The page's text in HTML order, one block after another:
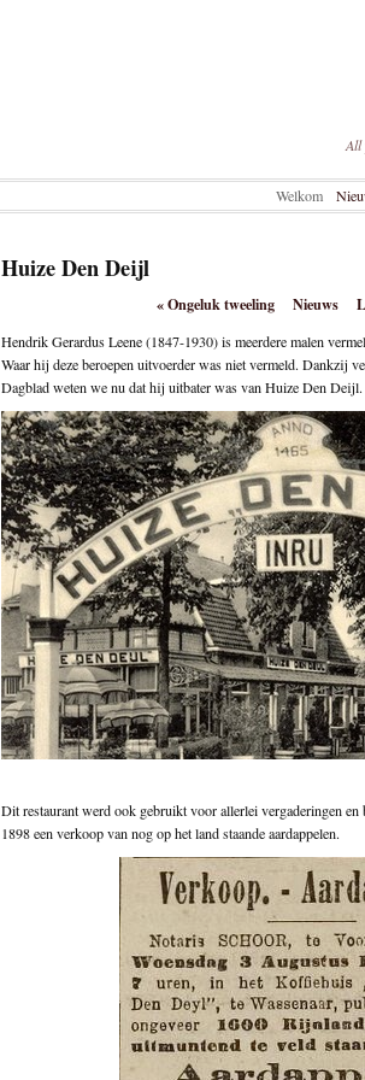
All
Welkom
Huize Den Deijl
«Ongeluk tweeling Nieuws
Hendrik Gerardus Leene (1847-1930) is meerdere malen
Waar hij deze beroepen uitvoerder was niet vermeld. Dankzij
Dagblad weten we nu dat hij uitbater was van Huize Den Deijl.
Dit restaurant werd ook gebruikt voor allerlei vergaderingen
1898 een verkoop van nog op het land staande aardappelen.